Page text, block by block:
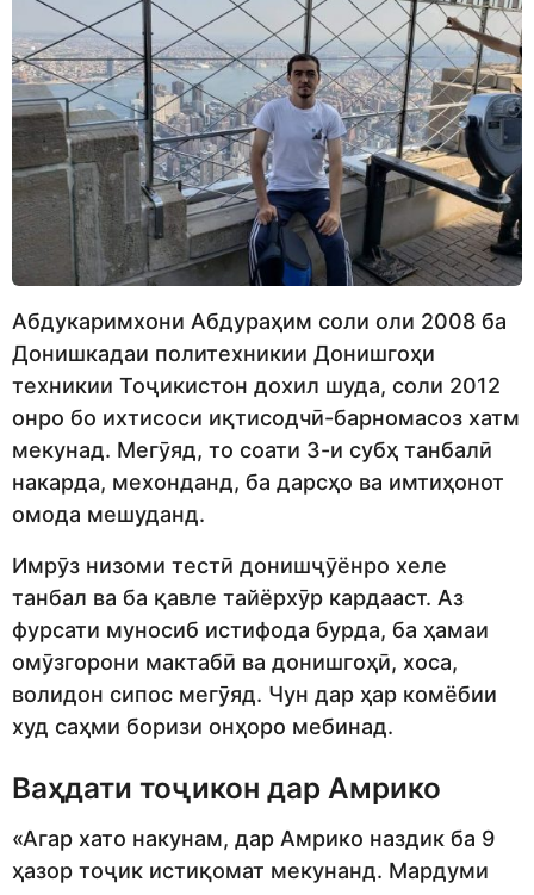
Абдукаримхони Абдураҳим соли оли 2008 ба
Донишкадаи политехникии Донишгоҳи
техникии Тоҷикистон дохил шуда, соли 2012
онро бо ихтисоси иқтисодчӣ-барномасоз хатм
мекунад. Мегӯяд, то соати 3-и субҳ танбалӣ
накарда, мехонданд, ба дарсҳо ва имтиҳонот
омода мешуданд.
Имрӯз низоми тестӣ донишҷӯёнро хеле
танбал ва ба қавле тайёрхӯр кардааст. Аз
фурсати муносиб истифода бурда, ба ҳамаи
омӯзгорони мактабӣ ва донишгоҳӣ, хоса,
волидон сипос мегӯяд. Чун дар ҳар комёбии
худ саҳми боризи онҳоро мебинад.
Ваҳдати тоҷикон дар Амрико
«Агар хато накунам, дар Амрико наздик ба 9
ҳазор тоҷик истиқомат мекунанд. Мардуми